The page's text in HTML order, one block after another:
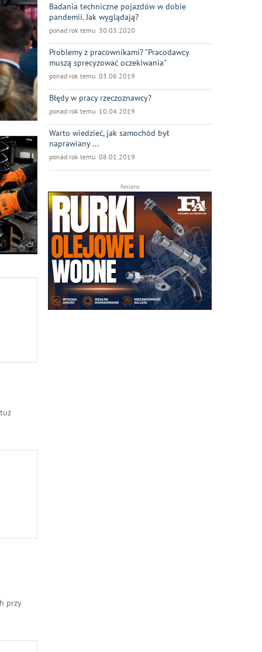
przy
Badania techniczne pojazdów w dobie
pandemii. Jak wyglądają?
ponad rok temu 30.03.2020
Problemy z pracownikami? "Pracodawcy
muszą sprecyzować oczekiwania"
ponad rok temu 03.06.2019
Błędy w pracy rzeczoznawcy?
ponad rok temu 10.04.2019
Warto wiedzieć, jak samochód był
naprawiany ...
ponad rok temu 08.01.2019
Reklama